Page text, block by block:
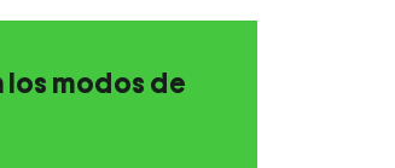
modos de